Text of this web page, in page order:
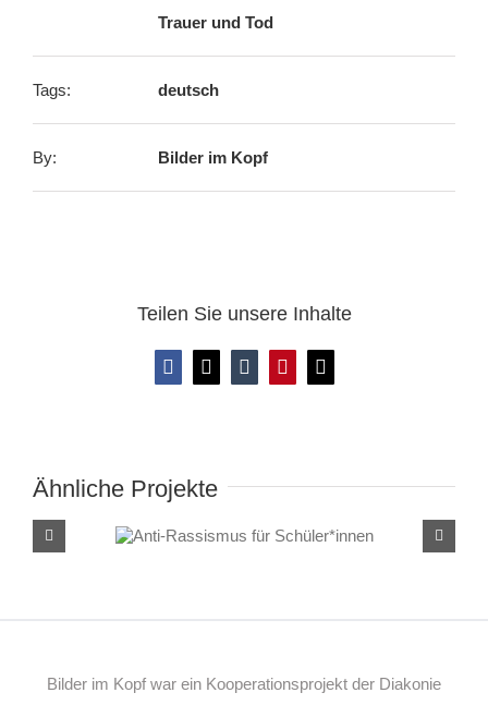
Trauer und Tod
Tags: deutsch
By: Bilder im Kopf
Teilen Sie unsere Inhalte
Facebook
X TumblrPinterest
E-
Ähnliche ProjekteAnti-Rassismus für
Schüler*innen
Bilder im Kopf war ein Kooperationsprojekt der Diakonie